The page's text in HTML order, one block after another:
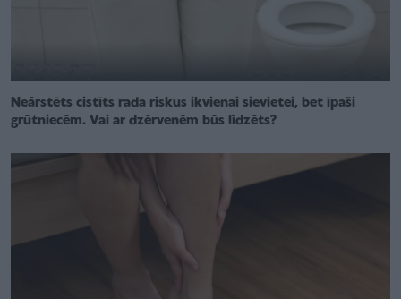
Neārstēts cistīts rada riskus ikvienai sievietei, bet īpaši
grūtniecēm. Vai ar dzērvenēm būs līdzēts?